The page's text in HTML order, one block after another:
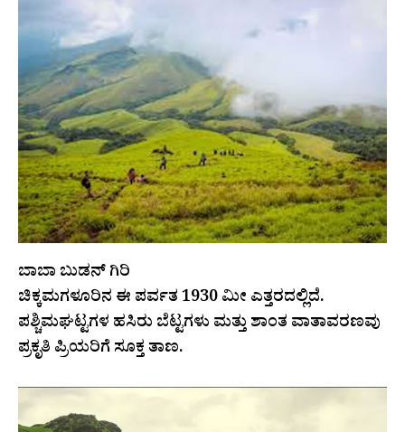
ಬಾಬಾ ಬುಡನ್ ಗಿರಿ
ಚಿಕ್ಕಮಗಳೂರಿನ ಈ ಪರ್ವತ 1930 ಮೀ ಎತ್ತರದಲ್ಲಿದೆ.
ಪಶ್ಚಿಮಘಟ್ಟಗಳ ಹಸಿರು ಬೆಟ್ಟಗಳು ಮತ್ತು ಶಾಂತ ವಾತಾವರಣವು
ಪ್ರಕೃತಿ ಪ್ರಿಯರಿಗೆ ಸೂಕ್ತ ತಾಣ.